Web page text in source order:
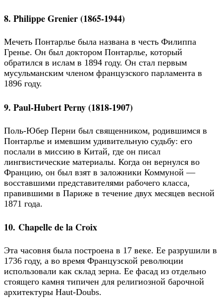
8. Philippe Grenier (1865-1944)
Мечеть Понтарлье была названа в честь Филиппа
Гренье. Он был доктором Понтарлье, который
обратился в ислам в 1894 году. Он стал первым
мусульманским членом французского парламента в
1896 году.
9. Paul-Hubert Perny (1818-1907)
Поль-Юбер Перни был священником, родившимся в
Понтарлье и имевшим удивительную судьбу: его
послали в миссию в Китай, где он писал
лингвистические материалы. Когда он вернулся во
Францию, он был взят в заложники Коммуной —
восставшими представителями рабочего класса,
правившими в Париже в течение двух месяцев весной
1871 года.
10. Chapelle de la Croix
Эта часовня была построена в 17 веке. Ее разрушили в
1736 году, а во время Французской революции
использовали как склад зерна. Ее фасад из отдельно
стоящего камня типичен для религиозной барочной
архитектуры Haut-Doubs.